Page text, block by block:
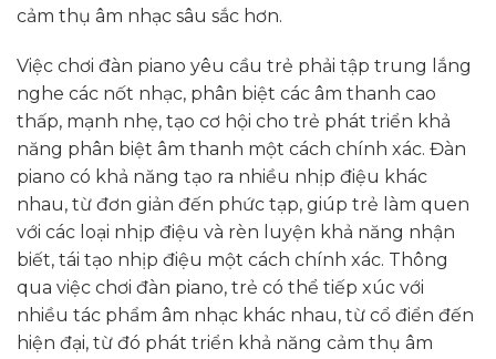
cảm thụ âm nhạc sâu sắc hơn.
Việc chơi đàn piano yêu cầu trẻ phải tập trung lắng
nghe các nốt nhạc, phân biệt các âm thanh cao
thấp, mạnh nhẹ, tạo cơ hội cho trẻ phát triển khả
năng phân biệt âm thanh một cách chính xác. Đàn
piano có khả năng tạo ra nhiều nhịp điệu khác
nhau, từ đơn giản đến phức tạp, giúp trẻ làm quen
với các loại nhịp điệu và rèn luyện khả năng nhận
biết, tái tạo nhịp điệu một cách chính xác. Thông
qua việc chơi đàn piano, trẻ có thể tiếp xúc với
nhiều tác phẩm âm nhạc khác nhau, từ cổ điển đến
hiện đại, từ đó phát triển khả năng cảm thụ âm